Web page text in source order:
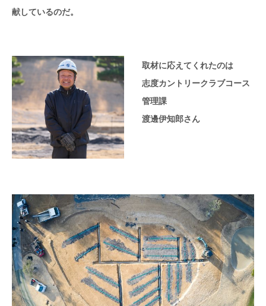
献しているのだ。
取材に応えてくれたのは
志度カントリークラブコース
管理課
渡邊伊知郎さん